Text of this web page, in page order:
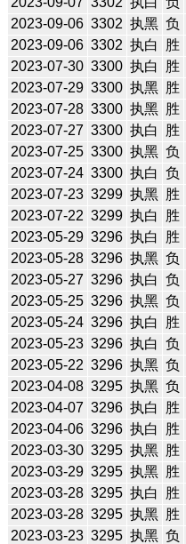
2023-09-06 3302 执黑 负
2023-09-06 3302 执白 胜
2023-07-30 3300 执白 胜
2023-07-29 3300 执黑 胜
2023-07-28 3300 执黑 胜
2023-07-27 3300 执白 胜
2023-07-25 3300 执黑 负
2023-07-24 3300 执白 负
2023-07-23 3299 执黑 胜
2023-07-22 3299 执白 胜
2023-05-29 3296 执白 胜
2023-05-28 3296 执黑 负
2023-05-27 3296 执白 负
2023-05-25 3296 执黑 负
2023-05-24 3296 执白 胜
2023-05-23 3296 执白 负
2023-05-22 3296 执黑 负
2023-04-08 3295 执黑 负
2023-04-07 3296 执白 胜
2023-04-06 3296 执白 胜
2023-03-30 3295 执黑 胜
2023-03-29 3295 执黑 胜
2023-03-28 3295 执白 胜
2023-03-28 3295 执黑 胜
2023-03-23 3295 执黑 负